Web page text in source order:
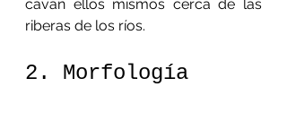
cavan ellos mismos cerca de las
riberas de los ríos.
2. Morfología